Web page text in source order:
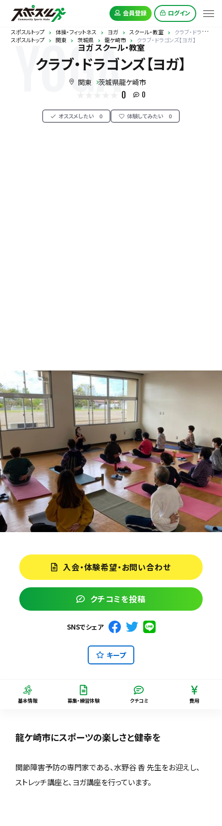
会員登録 ログイン
スポスルトップ 体操・フィットネス ヨガ スクール・教室
クラブ・ドラゴンズ【ヨガ】
スポスルトップ
関東 茨城県 龍ケ崎市 クラブ・ドラゴンズ【ヨガ】
YOGA
ヨガ スクール・教室
クラブ・ドラゴンズ【ヨガ】
関東 茨城県龍ケ崎市
0 0
オススメしたい 0 体験してみたい 0
入会・体験希望・お問い合わせ
クチコミを投稿
SNSでシェア
キープ
基本情報 募集・練習体験 クチコミ 費用
龍ケ崎市にスポーツの楽しさと健幸を
関節障害予防の専門家である、水野谷 香 先生をお迎えし、
ストレッチ講座と、ヨガ講座を行っています。